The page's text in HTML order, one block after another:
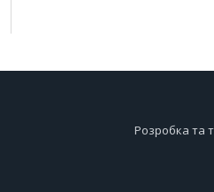
Розробка та